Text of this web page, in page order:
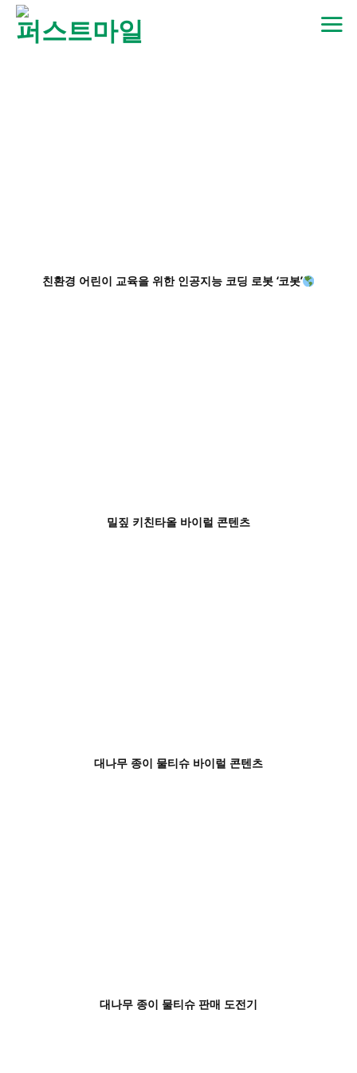
Skip
content
친환경 어린이 교육을 위한 인공지능 코딩 로봇 ‘코봇’
밀짚 키친타올 바이럴 콘텐츠
대나무 종이 물티슈 바이럴 콘텐츠
대나무 종이 물티슈 판매 도전기